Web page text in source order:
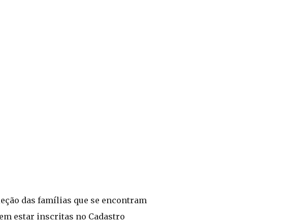
das famílias que se encontram
estar inscritas no Cadastro